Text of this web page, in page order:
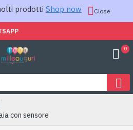
prodotti Shop now Close
0
con sensore